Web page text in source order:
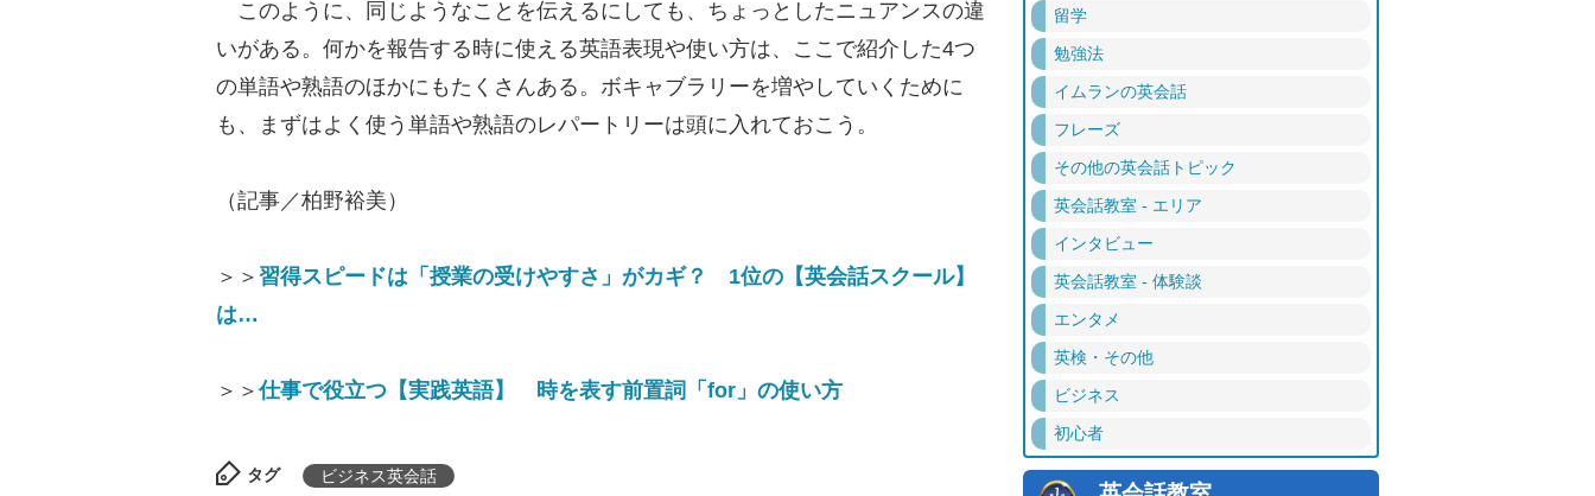
このように、同じようなことを伝えるにしても、ちょっとしたニュアンスの違
いがある。何かを報告する時に使える英語表現や使い方は、ここで紹介した4つ
の単語や熟語のほかにもたくさんある。ボキャブラリーを増やしていくために
も、まずはよく使う単語や熟語のレパートリーは頭に入れておこう。
（記事／柏野裕美）
＞＞ 習得スピードは「授業の受けやすさ」がカギ？ 1位の【英会話スクール】
は…
＞＞仕事で役立つ【実践英語】 時を表す前置詞「for」の使い方
タグ ビジネス英会話
留学
勉強法
イムランの英会話
フレーズ
その他の英会話トピック
英会話教室 - エリア
インタビュー
英会話教室 - 体験談
エンタメ
英検・その他
ビジネス
初心者